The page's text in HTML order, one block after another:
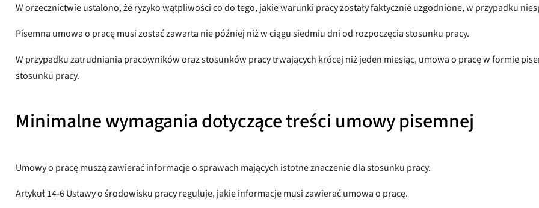
W orzecznictwie ustalono, że ryzyko wątpliwości co do tego, jakie warunki pracy zostały faktycznie uzgodnione, w przypadku
Pisemna umowa o pracę musi zostać zawarta nie później niż w ciągu siedmiu dni od rozpoczęcia stosunku pracy.
W przypadku zatrudniania pracowników oraz stosunków pracy trwających krócej niż jeden miesiąc, umowa o pracę w formie
stosunku pracy.
Minimalne wymagania dotyczące treści umowy pisemnej
Umowy o pracę muszą zawierać informacje o sprawach mających istotne znaczenie dla stosunku pracy.
Artykuł 14-6 Ustawy o środowisku pracy reguluje, jakie informacje musi zawierać umowa o pracę.